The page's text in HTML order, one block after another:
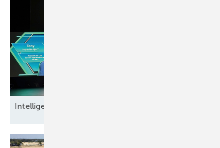
Intel ligente